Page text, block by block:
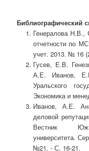
Библиографический
Генералова Н.В.,
отчетности по
учет. 2013. № 16
Гусев, Е.В.
А.Е. Иванов,
Уральского
Экономика и
Иванов, А.Е.
деловой
Вестник
университета.
№21. - С. 16-21.